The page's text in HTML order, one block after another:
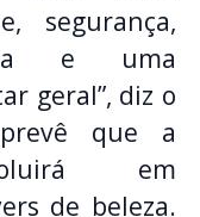
segurança,
e uma
geral”, diz o
que a
em
de beleza.